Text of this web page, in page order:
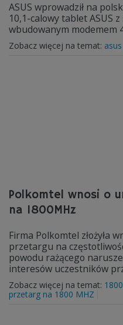
ASUS wprowadził na
10,1-calowy tablet ASUS
wbudowanym modemem
Zobacz więcej na temat: asus
Polkomtel wnosi o
na 1800MHz
Firma Polkomtel złożyła
przetargu na
powodu rażącego
interesów uczestników
Zobacz więcej na temat:
przetarg na 1800 MHZ